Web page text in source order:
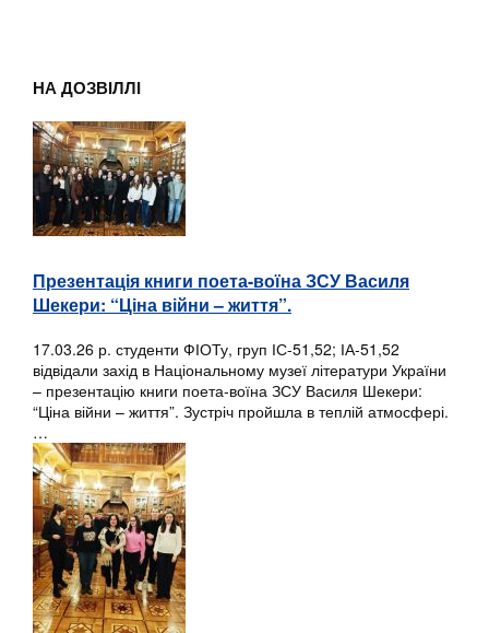
НА ДОЗВІЛЛІ
Презентація книги поета-воїна ЗСУ Василя
Шекери: “Ціна війни – життя”.
17.03.26 р. студенти ФІОТу, груп ІС-51,52; ІА-51,52
відвідали захід в Національному музеї літератури України
– презентацію книги поета-воїна ЗСУ Василя Шекери:
“Ціна війни – життя”. Зустріч пройшла в теплій атмосфері.
…